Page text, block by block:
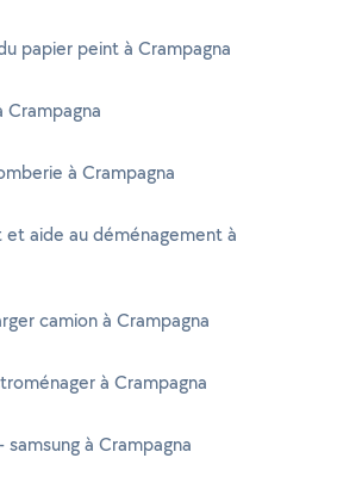
papier peint à Crampagna
Crampagna
à Crampagna
aide au déménagement à
camion à Crampagna
à Crampagna
samsung à Crampagna